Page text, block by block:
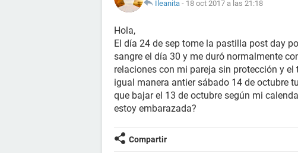
Ileanita - 18 oct 2017 a las 21:18
Hola,
El día 24 de sep tome la pastilla post day
sangre el día 30 y me duró normalmente
relaciones con mi pareja sin protección y
igual manera antier sábado 14 de octubre
que bajar el 13 de octubre según mi
estoy embarazada?
Compartir